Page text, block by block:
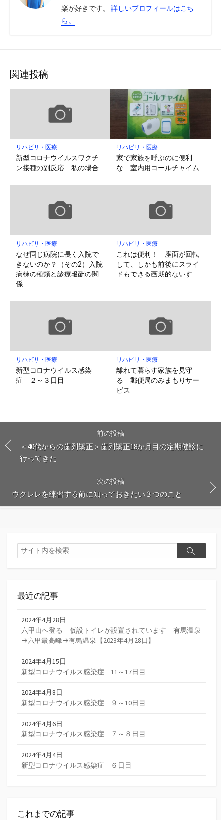
楽が好きです。 詳しいプロフィールはこち
ら。
関連投稿
リハビリ・医療
新型コロナウイルスワクチ
ン接種の副反応 私の場合
リハビリ・医療
家で家族を呼ぶのに便利
な 室内用コールチャイム
リハビリ・医療
なぜ同じ病院に長く入院で
きないのか？（その2）入院
病棟の種類と診療報酬の関
係
リハビリ・医療
これは便利！ 座面が回転
して、しかも前後にスライ
ドもできる画期的ないす
リハビリ・医療
新型コロナウイルス感染
症 ２～３日目
リハビリ・医療
離れて暮らす家族を見守
る 郵便局のみまもりサー
ビス
前の投稿
＜40代からの歯列矯正＞歯列矯正18か月目の定期健診に
行ってきた
次の投稿
ウクレレを練習する前に知っておきたい３つのこと
検
索
検
最近の記事
2024年4月28日
六甲山へ登る 仮設トイレが設置されています 有馬温泉
→六甲最高峰→有馬温泉【2023年4月28日】
2024年4月15日
新型コロナウイルス感染症 11～17日目
2024年4月8日
新型コロナウイルス感染症 ９～10日目
2024年4月6日
新型コロナウイルス感染症 ７～８日目
2024年4月4日
新型コロナウイルス感染症 ６日目
これまでの記事